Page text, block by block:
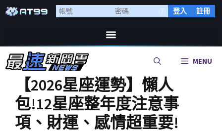
登入 註冊
MENU
【2026星座運勢】懶人
包!12星座整年度注意事
項、財運、感情超重要!